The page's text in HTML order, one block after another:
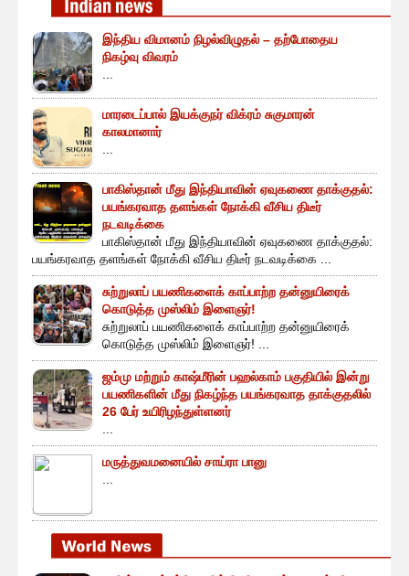
இந்திய விமானம் நிழல்விழுதல் – தற்போதைய
நிகழ்வு விவரம்
மாரடைப்பால் இயக்குநர் விக்ரம் சுகுமாரன்
காலமானார்
பாகிஸ்தான் மீது இந்தியாவின் ஏவுகணை தாக்குதல்:
பயங்கரவாத தளங்கள் நோக்கி வீசிய திடீர்
நடவடிக்கை
பாகிஸ்தான் மீது இந்தியாவின் ஏவுகணை தாக்குதல்:
பயங்கரவாத தளங்கள் நோக்கி வீசிய திடீர் நடவடிக்கை ...
சுற்றுலாப் பயணிகளைக் காப்பாற்ற தன்னுயிரைக்
கொடுத்த முஸ்லிம் இளைஞர்!
சுற்றுலாப் பயணிகளைக் காப்பாற்ற தன்னுயிரைக்
கொடுத்த முஸ்லிம் இளைஞர்! ...
ஜம்மு மற்றும் காஷ்மீரின் பஹல்காம் பகுதியில் இன்று
பயணிகளின் மீது நிகழ்ந்த பயங்கரவாத தாக்குதலில்
26 பேர் உயிரிழந்துள்ளனர்
மருத்துவமனையில் சாய்ரா பானு